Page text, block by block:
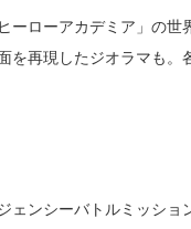
ーローアカデミア」の
を再現したジオラマも。
ンシーバトルミッショ